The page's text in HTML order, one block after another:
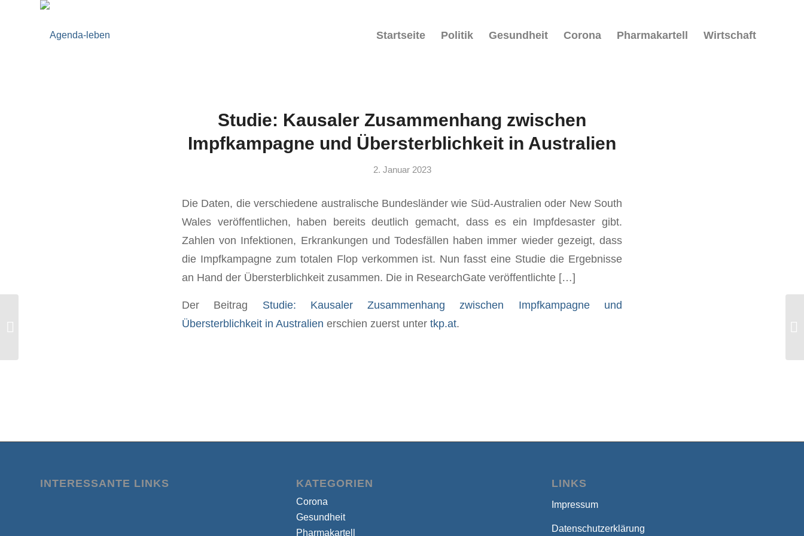
Startseite Politik Gesundheit Corona Pharmakartell Wirtschaft
Studie: Kausaler Zusammenhang zwischen
Impfkampagne und Übersterblichkeit in Australien
2. Januar 2023
Die Daten, die verschiedene australische Bundesländer wie Süd-Australien oder New South
Wales veröffentlichen, haben bereits deutlich gemacht, dass es ein Impfdesaster gibt.
Zahlen von Infektionen, Erkrankungen und Todesfällen haben immer wieder gezeigt, dass
die Impfkampagne zum totalen Flop verkommen ist. Nun fasst eine Studie die Ergebnisse
an Hand der Übersterblichkeit zusammen. Die in ResearchGate veröffentlichte […]
Der Beitrag Studie: Kausaler Zusammenhang zwischen Impfkampagne und
Übersterblichkeit in Australien erschien zuerst unter tkp.at.
INTERESSANTE LINKS KATEGORIEN
Corona
Gesundheit
Pharmakartell
LINKS
Impressum
Datenschutzerklärung